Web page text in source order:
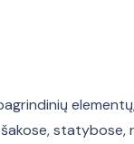
statybose,